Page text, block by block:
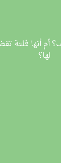
أم أنها فلتة
لها؟